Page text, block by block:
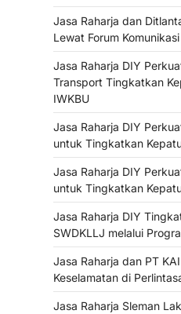
Jasa Raharja dan
Lewat Forum
Jasa Raharja DIY
Transport Tingkatkan
IWKBU
Jasa Raharja DIY
untuk Tingkatkan
Jasa Raharja DIY
untuk Tingkatkan
Jasa Raharja DIY
SWDKLLJ melalui
Jasa Raharja dan PT
Keselamatan di
Jasa Raharja Sleman